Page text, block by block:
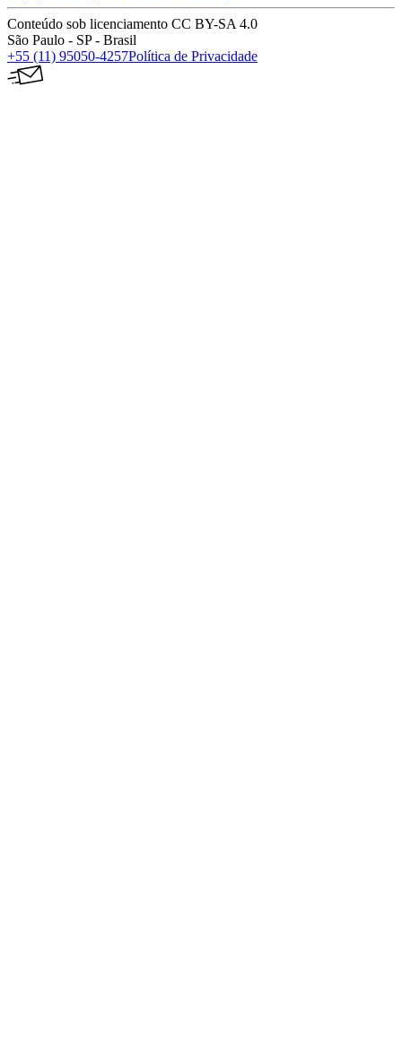
Conteúdo sob licenciamento CC BY-SA 4.0
São Paulo - SP - Brasil
+55 (11) 95050-4257Política de Privacidade